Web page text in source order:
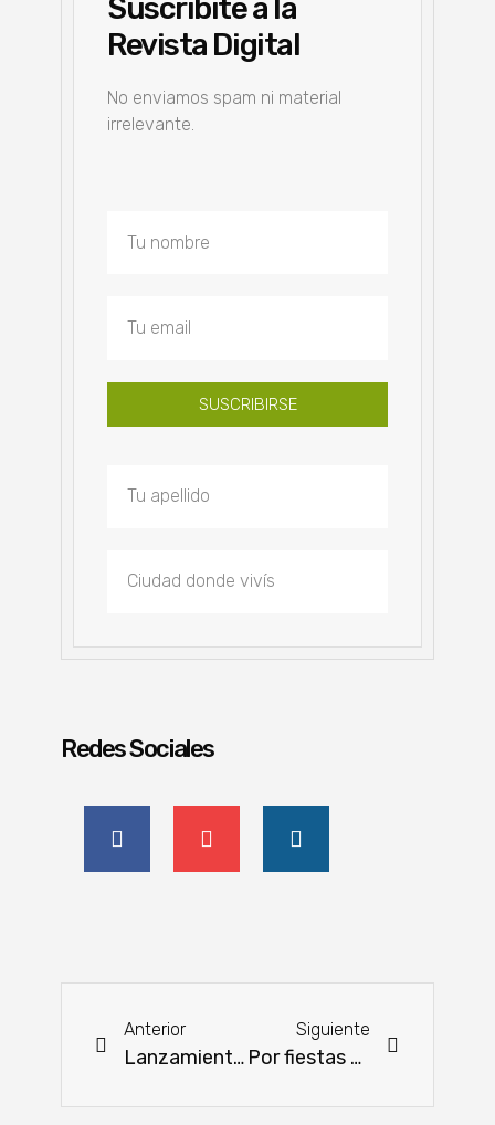
Suscribite a la
Revista Digital
No enviamos spam ni material
irrelevante.
SUSCRIBIRSE
Redes Sociales
Anterior
Lanzamiento oficial de la campaña de Siembra Agrícola en el Chaco 2022-2023
Siguiente
Por fiestas de fin de año tendrá lugar la Gran Feria del INDERT